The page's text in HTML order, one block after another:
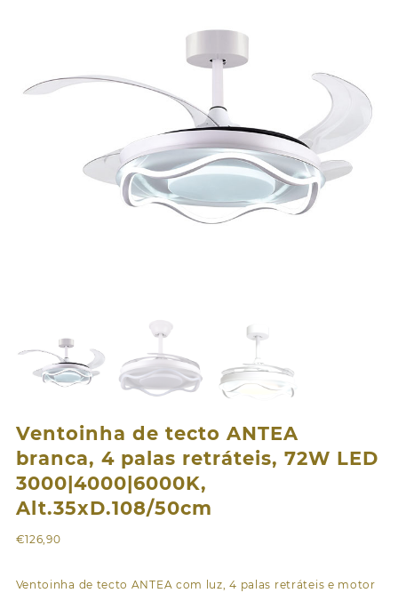
Ventoinha de tecto ANTEA
branca, 4 palas retráteis, 72W LED
3000|4000|6000K,
Alt.35xD.108/50cm
€126,90
Ventoinha de tecto ANTEA com luz, 4 palas retráteis e motor